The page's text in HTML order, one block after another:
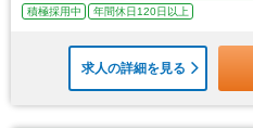
積極採用中
年間休日120日以上
求人の詳細を見る